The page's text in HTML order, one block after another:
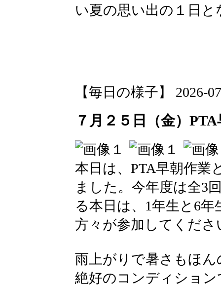
い夏の思い出の１日
【毎日の様子】 2026-
７月２５日（金）
本日は、PTA早朝作業
ました。今年度は全3
る本日は、1年生と6
方々が参加してくださ
雨上がりで暑さもほ
絶好のコンディショ